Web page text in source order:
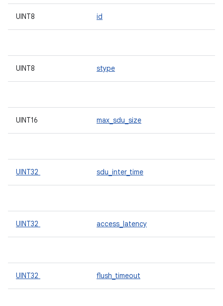
UINT8 id
UINT8 stype
UINT16 max_sdu_size
UINT32 sdu_inter_time
UINT32 access_latency
UINT32 flush_timeout